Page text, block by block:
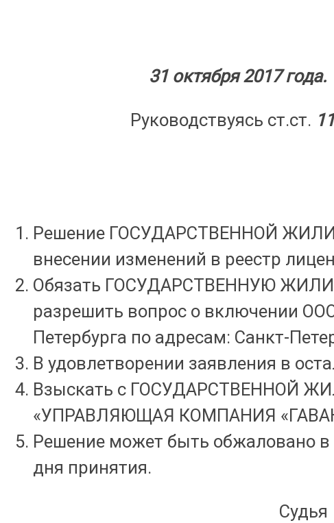
31
Руководствуясь ст.ст.
Решение ГОСУДАРСТВЕННОЙ
внесении изменений в реестр
Обязать ГОСУДАРСТВЕННУЮ
разрешить вопрос о включении
Петербурга по адресам: Санкт-
В удовлетворении заявления в
Взыскать с ГОСУДАРСТВЕННОЙ
«УПРАВЛЯЮЩАЯ КОМПАНИЯ
Решение может быть обжаловано
дня принятия.